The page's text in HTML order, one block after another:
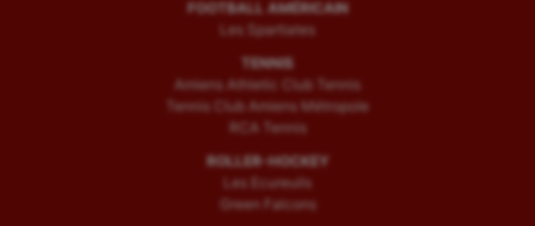
FOOTBALL AMÉRICAIN
Les Spartiates
TENNIS
Amiens Athletic Club Tennis
Tennis Club Amiens Métropole
RCA Tennis
ROLLER-HOCKEY
Les Ecureuils
Green Falcons